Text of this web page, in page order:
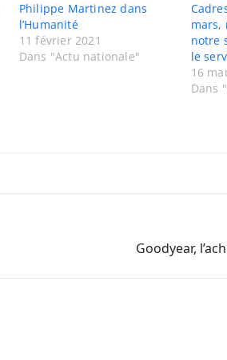
Philippe Martinez dans
l’Humanité
11 février 2021
Dans "Actu nationale"
mars,
notre
le
16
Dans
Goodyear,